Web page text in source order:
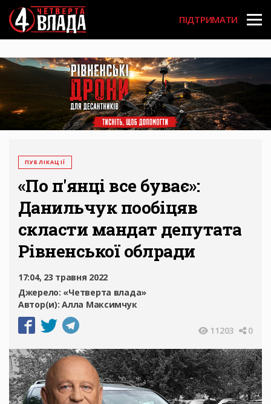
Перейти
до
основного
вмісту
User
account
menu
ПІДТРИМАТИ
ПУБЛІКАЦІЇ
«По п'янці все буває»:
Данильчук пообіцяв
скласти мандат депутата
Рівненської облради
17:04, 23 травня 2022
Джерело: «Четверта влада»
Автор(и):Алла Максимчук
11203 0